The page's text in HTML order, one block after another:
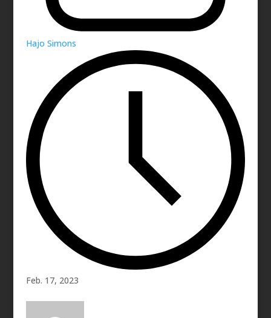
Hajo Simons
Feb. 17, 2023